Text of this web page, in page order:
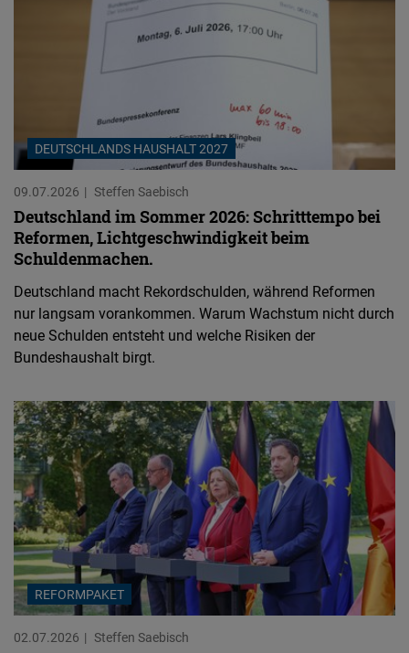
DEUTSCHLANDS HAUSHALT 2027
09.07.2026 Steffen Saebisch
Deutschland im Sommer 2026: Schritttempo bei
Reformen, Lichtgeschwindigkeit beim
Schuldenmachen.
Deutschland macht Rekordschulden, während Reformen
nur langsam vorankommen. Warum Wachstum nicht durch
neue Schulden entsteht und welche Risiken der
Bundeshaushalt birgt.
REFORMPAKET
02.07.2026 Steffen Saebisch